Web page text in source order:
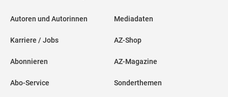
Autoren und Autorinnen
Karriere / Jobs
Abonnieren
Abo-Service
Mediadaten
AZ-Shop
AZ-Magazine
Sonderthemen